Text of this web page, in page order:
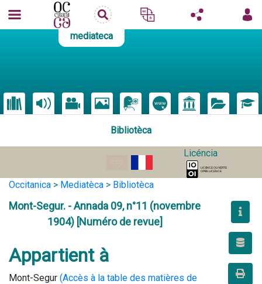
mediateca
Bibliotèca
Licéncia
Occitanica > Mediatèca > Bibliotèca
Mont-Segur. - Annada 09, n°11 (novembre
1904) [Numéro de revue]
Appartient à
Mont-Segur (Accès à la table des matières de